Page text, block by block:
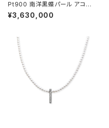
Pt900 南洋黒蝶パール アコヤ
無調色ベビーパール ダイヤモン
ド ペンダントトップ
¥3,630,000